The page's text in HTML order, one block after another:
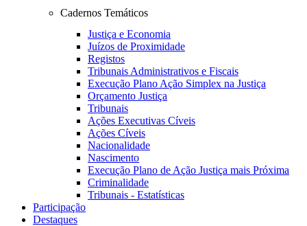
Cadernos Temáticos
Justiça e Economia
Juízos de Proximidade
Registos
Tribunais Administrativos e Fiscais
Execução Plano Ação Simplex na Justiça
Orçamento Justiça
Tribunais
Ações Executivas Cíveis
Ações Cíveis
Nacionalidade
Nascimento
Execução Plano de Ação Justiça mais Próxima
Criminalidade
Tribunais - Estatísticas
Participação
Destaques